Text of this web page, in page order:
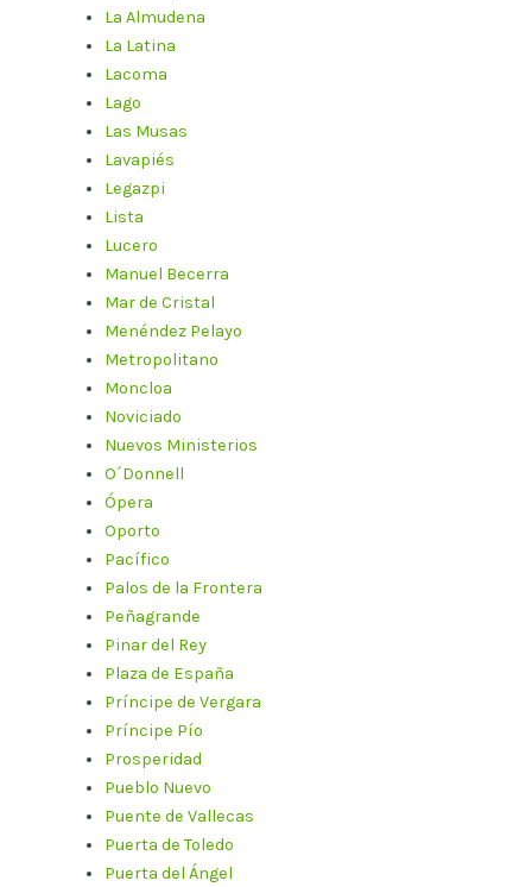
La Almudena
La Latina
Lacoma
Lago
Las Musas
Lavapiés
Legazpi
Lista
Lucero
Manuel Becerra
Mar de Cristal
Menéndez Pelayo
Metropolitano
Moncloa
Noviciado
Nuevos Ministerios
O´Donnell
Ópera
Oporto
Pacífico
Palos de la Frontera
Peñagrande
Pinar del Rey
Plaza de España
Príncipe de Vergara
Príncipe Pío
Prosperidad
Pueblo Nuevo
Puente de Vallecas
Puerta de Toledo
Puerta del Ángel